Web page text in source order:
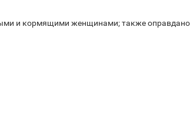
и кормящими женщинами; также